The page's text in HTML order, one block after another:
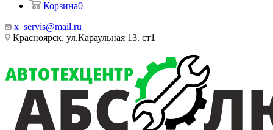
Корзина0
x_servis@mail.ru
Красноярск, ул.Караульная 13. ст1